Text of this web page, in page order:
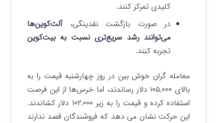
کلیدی تمرکز کنند.
در صورت بازگشت نقدینگی،آلت‌کوین‌ها
می‌توانند رشد سریع‌تری نسبت به بیت‌کوین
تجربه کنند.
معامله‌ گران خوش‌ بین در روز چهارشنبه قیمت را به
بالای ۱۰۵,۰۰۰ دلار رساندند، اما خرس‌ها از این فرصت
استفاده کرده و قیمت را به زیر ۱۰۲,۰۰۰ دلار کشاندند.
این حرکت نشان می‌ دهد که فروشندگان قصد ندارند